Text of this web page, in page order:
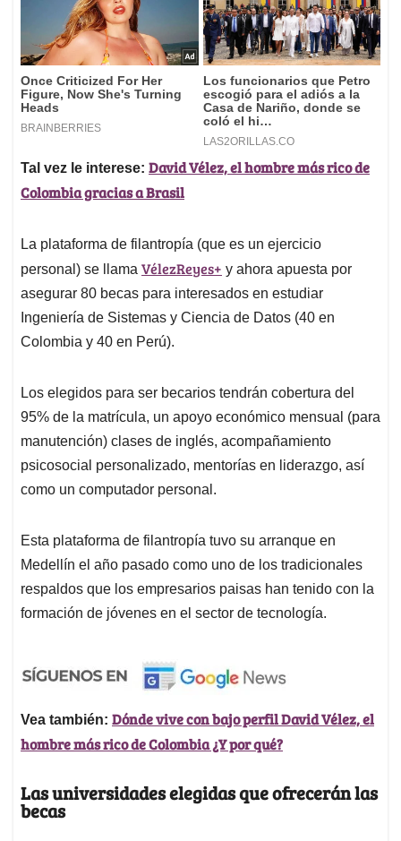
Tal vez le interese: David Vélez, el hombre más rico de
Colombia gracias a Brasil
La plataforma de filantropía (que es un ejercicio
personal) se llama VélezReyes+ y ahora apuesta por
asegurar 80 becas para interesados en estudiar
Ingeniería de Sistemas y Ciencia de Datos (40 en
Colombia y 40 en Perú).
Los elegidos para ser becarios tendrán cobertura del
95% de la matrícula, un apoyo económico mensual (para
manutención) clases de inglés, acompañamiento
psicosocial personalizado, mentorías en liderazgo, así
como un computador personal.
Esta plataforma de filantropía tuvo su arranque en
Medellín el año pasado como uno de los tradicionales
respaldos que los empresarios paisas han tenido con la
formación de jóvenes en el sector de tecnología.
Vea también: Dónde vive con bajo perfil David Vélez, el
hombre más rico de Colombia ¿Y por qué?
Las universidades elegidas que ofrecerán las
becas